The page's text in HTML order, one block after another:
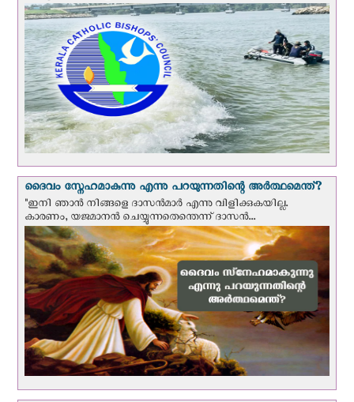
ദൈവം സ്നേഹമാകുന്നു എന്നു പറയുന്നതിന്റെ അർത്ഥമെന്ത്?
"ഇനി ഞാന്‍ നിങ്ങളെ ദാസന്‍മാര്‍ എന്നു വിളിക്കുകയില്ല.
കാരണം, യജമാനന്‍ ചെയ്യുന്നതെന്തെന്ന് ദാസന്‍...